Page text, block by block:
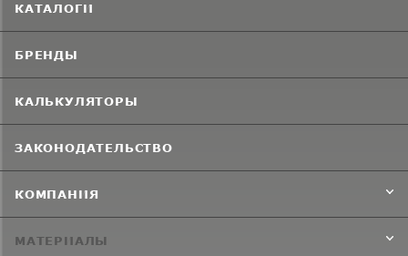
КАТАЛОГИ
БРЕНДЫ
КАЛЬКУЛЯТОРЫ
ЗАКОНОДАТЕЛЬСТВО
КОМПАНИЯ
МАТЕРИАЛЫ